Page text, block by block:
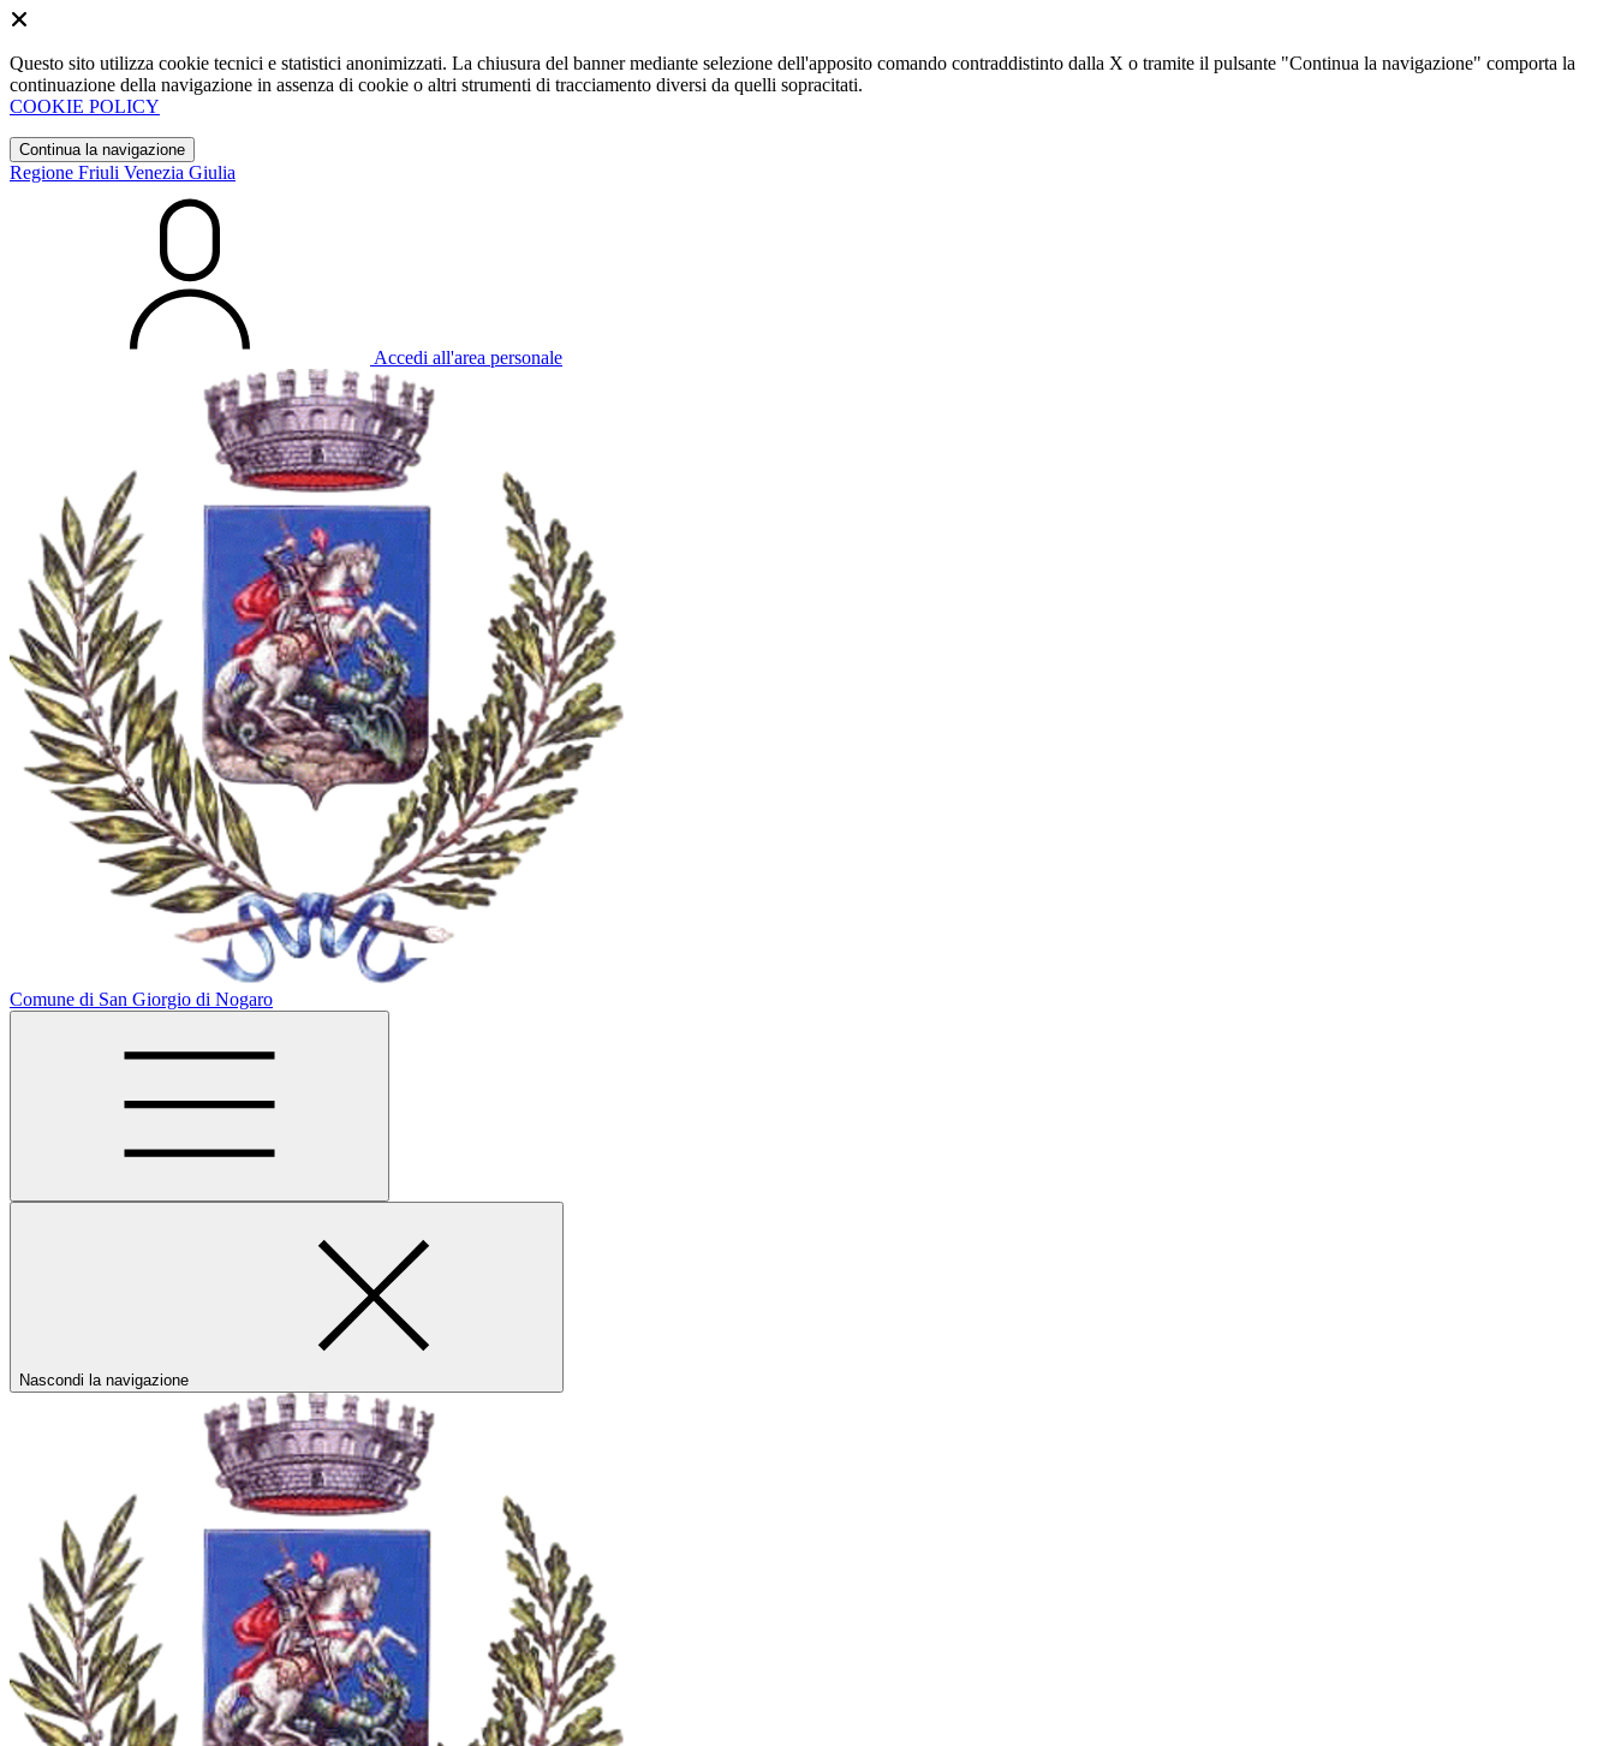
Questo sito utilizza cookie tecnici e statistici anonimizzati. La chiusura del banner mediante selezione dell'apposito comando contraddistinto dalla X o tramite il pulsante "Continua la navigazione" comporta la
continuazione della navigazione in assenza di cookie o altri strumenti di tracciamento diversi da quelli sopracitati.
COOKIE POLICY
Continua la navigazione
Regione Friuli Venezia Giulia
Accedi all'area personale
Comune di San Giorgio di Nogaro
Nascondi la navigazione